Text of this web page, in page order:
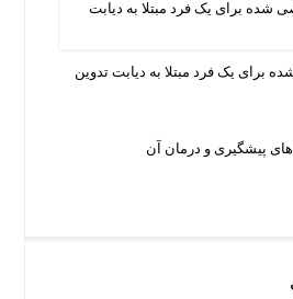
برای یک فرد مبتلا به دیابت تدوین
های پیشگیری و درمان آن